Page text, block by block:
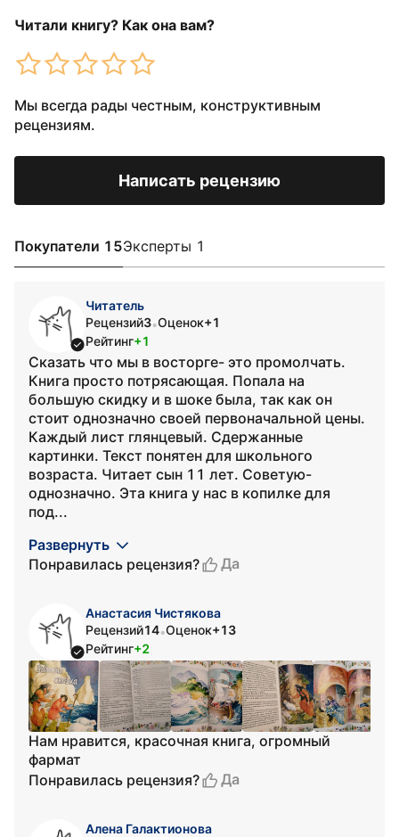
Читали книгу? Как она вам?
Мы всегда рады честным, конструктивным
рецензиям.
Написать рецензию
Покупатели 15Эксперты 1
Читатель
Рецензий3•Оценок+1
Рейтинг+1
Сказать что мы в восторге- это промолчать.
Книга просто потрясающая. Попала на
большую скидку и в шоке была, так как он
стоит однозначно своей первоначальной цены.
Каждый лист глянцевый. Сдержанные
картинки. Текст понятен для школьного
возраста. Читает сын 11 лет. Советую-
однозначно. Эта книга у нас в копилке для
под...
Развернуть
Понравилась рецензия?
Да
Анастасия Чистякова
Рецензий14•Оценок+13
Рейтинг+2
Нам нравится, красочная книга, огромный
фармат
Понравилась рецензия?
Да
Алена Галактионова